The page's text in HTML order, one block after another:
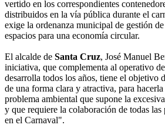
vertido en los correspondientes
distribuidos en la vía pública durante el
exige la ordenanza municipal de gestión
espacios para una economía circular.
El alcalde de Santa Cruz, José Manuel
iniciativa, que complementa al operativo
desarrolla todos los años, tiene el objetivo
de una forma clara y atractiva, para
problema ambiental que supone la
y que requiere la colaboración de todas las
en el Carnaval".